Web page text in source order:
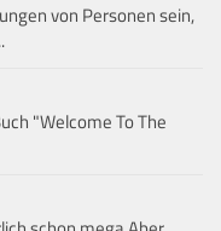
von Personen sein,
"Welcome To The